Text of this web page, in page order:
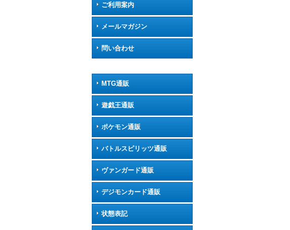
ご利用案内
メールマガジン
問い合わせ
MTG通販
遊戯王通販
ポケモン通販
バトルスピリッツ通販
ヴァンガード通販
デジモンカード通販
状態表記